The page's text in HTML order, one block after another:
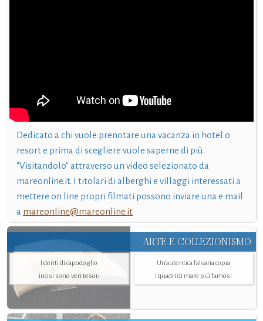
Dedicato a chi vuole prenotare una vacanza in hotel o
resort e prima di scegliere vuole saperne di più.
"Visitandolo" attraverso un video selezionato da
mareonline.it. I titolari di alberghi e villaggi interessati a
mettere on line propri filmati possono inviare una e mail
a mareonline@mareonline.it
ARTE E COLLEZIONISMO
I denti di capodoglio
incisi sono veri tesori
Un’autentica falsaria copia
i quadri di mare più famosi